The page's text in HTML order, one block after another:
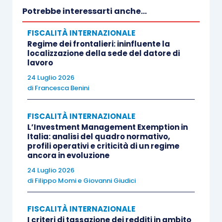
sanzioni ordinariamente previste per le violazioni
dichiarative, ossial’infedele e l’omessa
dichiarazione, sono raddoppiate
comma 2,
seconda parte), e per l’accertamento di tale
presunzione gli ordinari termini di accertamento
sonoraddoppiati
Cosa accade, quindi, agliinvestimenti non
dichiarati in Svizzera, dato che la stessa è però
stata inclusa nelD.M. 04.09.1996, ad opera del
D.M. 09.08.2016, che elenca gli Stati con i quali è
attuabile lo scambio di informazioni (c.d.
list)?
Paesi elencati nelD.M. 04.09.1996
Potrebbe interessarti anche...
FISCALITÀ INTERNAZIONALE
Regime dei frontalieri: ininfluente la
localizzazione della sede del datore di
lavoro
24 Luglio 2026
di Francesca Benini
FISCALITÀ INTERNAZIONALE
L’Investment Management Exemption in
Italia: analisi del quadro normativo,
profili operativi e criticità di un regime
ancora in evoluzione
24 Luglio 2026
di Filippo Momie Giovanni Giudici
FISCALITÀ INTERNAZIONALE
I criteri di tassazione dei redditi in ambito